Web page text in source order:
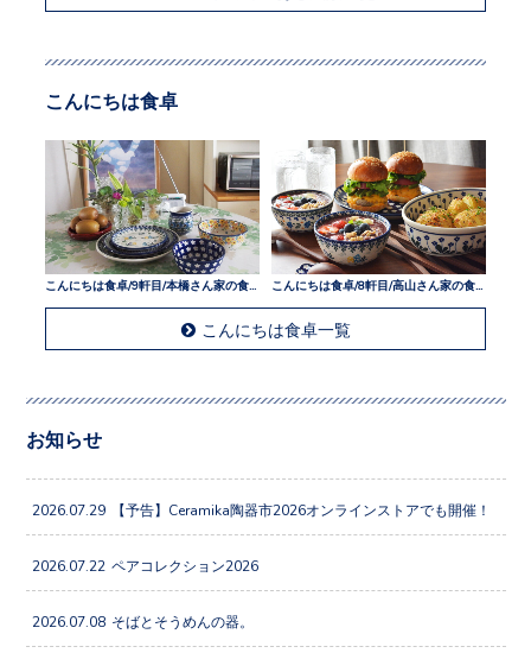
こんにちは食卓
こんにちは食卓/9軒目/本橋さん家の食卓
こんにちは食卓一覧
お知らせ
2026.07.29 【予告】Ceramika陶器市2026オンラインストアでも開催！
2026.07.22 ペアコレクション2026
2026.07.08 そばとそうめんの器。